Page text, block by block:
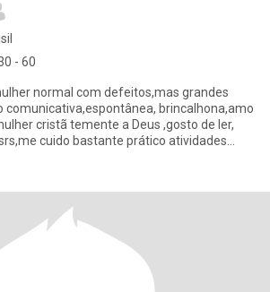
- 60
normal com defeitos,mas grandes
comunicativa,espontânea, brincalhona,amo
cristã temente a Deus ,gosto de ler,
bastante prático atividades